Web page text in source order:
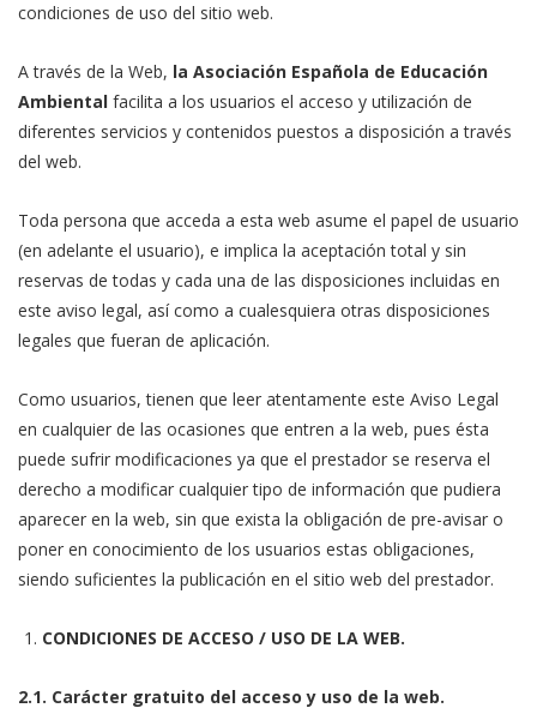
condiciones de uso del sitio web.
A través de la Web, la Asociación Española de Educación
Ambiental facilita a los usuarios el acceso y utilización de
diferentes servicios y contenidos puestos a disposición a través
del web.
Toda persona que acceda a esta web asume el papel de usuario
(en adelante el usuario), e implica la aceptación total y sin
reservas de todas y cada una de las disposiciones incluidas en
este aviso legal, así como a cualesquiera otras disposiciones
legales que fueran de aplicación.
Como usuarios, tienen que leer atentamente este Aviso Legal
en cualquier de las ocasiones que entren a la web, pues ésta
puede sufrir modificaciones ya que el prestador se reserva el
derecho a modificar cualquier tipo de información que pudiera
aparecer en la web, sin que exista la obligación de pre-avisar o
poner en conocimiento de los usuarios estas obligaciones,
siendo suficientes la publicación en el sitio web del prestador.
CONDICIONES DE ACCESO / USO DE LA WEB.
2.1. Carácter gratuito del acceso y uso de la web.